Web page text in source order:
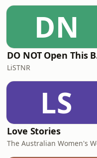
promenez
DN
LiSTNR
LS
Love Stories